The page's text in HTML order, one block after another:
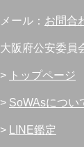
メール： お問合
大阪府公安委員
> トップページ
> SoWAsについ
> LINE鑑定